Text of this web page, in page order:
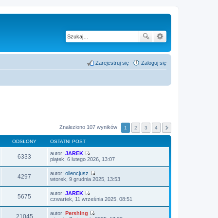
Zaloguj się
Zarejestruj się
Znaleziono 107 wyników 1 2 3 4
ODSŁONY OSTATNI POST
6333 autor: JAREK
W
ś
w
i
e
l
a
j
piątek, 6 lutego 2026, 13:07
4297 autor: ollencjusz
W
i
e
wtorek, 9 grudnia 2025, 13:53
5675 autor: JAREK
W
ś
w
czwartek, 11 września 2025, 08:51
21045 autor: Pershing